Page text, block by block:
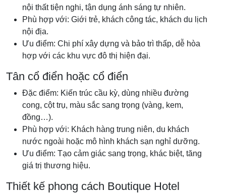
nội thất tiện nghi, tận dụng ánh sáng tự nhiên.
Phù hợp với: Giới trẻ, khách công tác, khách du lịch
nội địa.
Ưu điểm: Chi phí xây dựng và bảo trì thấp, dễ hòa
hợp với các khu vực đô thị hiện đại.
Tân cổ điển hoặc cổ điển
Đặc điểm: Kiến trúc cầu kỳ, dùng nhiều đường
cong, cột trụ, màu sắc sang trọng (vàng, kem,
đồng…).
Phù hợp với: Khách hàng trung niên, du khách
nước ngoài hoặc mô hình khách sạn nghỉ dưỡng.
Ưu điểm: Tạo cảm giác sang trọng, khác biệt, tăng
giá trị thương hiệu.
Thiết kế phong cách Boutique Hotel